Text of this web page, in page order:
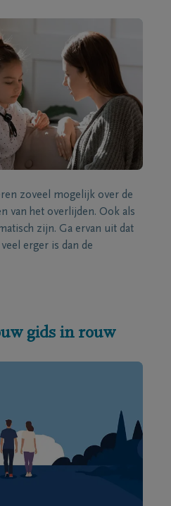
zoveel mogelijk over de
van het overlijden. Ook als
zijn. Ga ervan uit dat
erger is dan de
gids in rouw